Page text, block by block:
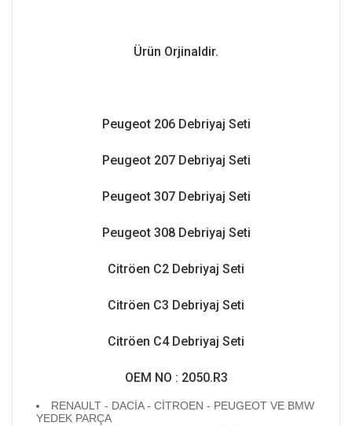
Ürün Orjinaldir.
Peugeot 206 Debriyaj Seti
Peugeot 207 Debriyaj Seti
Peugeot 307 Debriyaj Seti
Peugeot 308 Debriyaj Seti
Citröen C2 Debriyaj Seti
Citröen C3 Debriyaj Seti
Citröen C4 Debriyaj Seti
OEM NO : 2050.R3
RENAULT - DACİA - CİTROEN - PEUGEOT VE BMW
YEDEK PARÇA